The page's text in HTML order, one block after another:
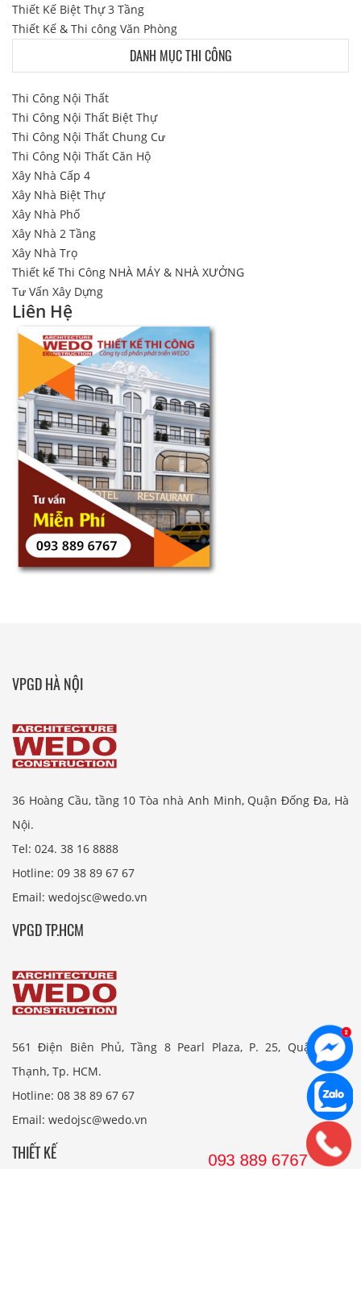
Thiết Kế Biệt Thự 3 Tầng
Thiết Kế & Thi công Văn Phòng
DANH MỤC THI CÔNG
Thi Công Nội Thất
Thi Công Nội Thất Biệt Thự
Thi Công Nội Thất Chung Cư
Thi Công Nội Thất Căn Hộ
Xây Nhà Cấp 4
Xây Nhà Biệt Thự
Xây Nhà Phố
Xây Nhà 2 Tầng
Xây Nhà Trọ
Thiết kế Thi Công NHÀ MÁY & NHÀ XƯỞNG
Tư Vấn Xây Dựng
Liên Hệ
VPGD HÀ NỘI
36 Hoàng Cầu, tầng 10 Tòa nhà Anh Minh, Quận Đống Đa, Hà
Nội.
Tel: 024. 38 16 8888
Hotline: 09 38 89 67 67
Email: wedojsc@wedo.vn
VPGD TP.HCM
561 Điện Biên Phủ, Tầng 8 Pearl Plaza, P. 25, Quận Bình
Thạnh, Tp. HCM.
Hotline: 08 38 89 67 67
Email: wedojsc@wedo.vn
THIẾT KẾ